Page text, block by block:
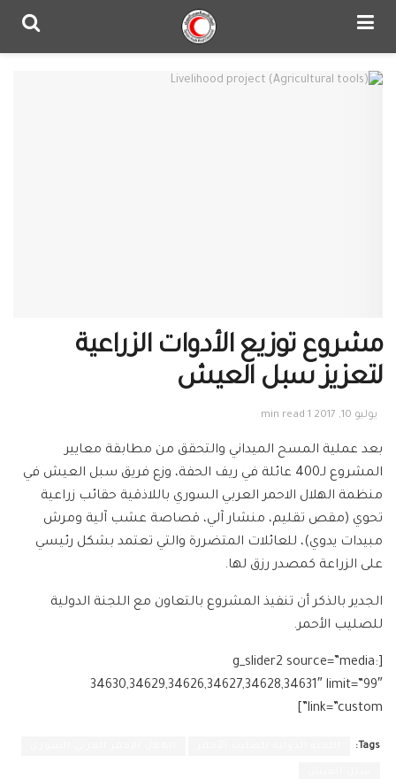
مشروع توزيع الأدوات الزراعية
لتعزيز سبل العيش
يوليو 10, 2017 1 min read
بعد عملية المسح الميداني والتحقق من مطابقة معايير
المشروع لـ400 عائلة في ريف الحفة، وزع فريق سبل العيش في
منظمة الهلال الاحمر العربي السوري باللاذقية حقائب زراعية
تحوي (مقص تقليم، منشار آلي، قصاصة عشب آلية ومرش
مبيدات يدوي)، للعائلات المتضررة والتي تعتمد بشكل رئيسي
على الزراعة كمصدر رزق لها.
الجدير بالذكر أن تنفيذ المشروع بالتعاون مع اللجنة الدولية
للصليب الأحمر.
[g_slider2 source=”media:
34630,34629,34626,34627,34628,34631″ limit=”99″
link=”custom”]
Tags: